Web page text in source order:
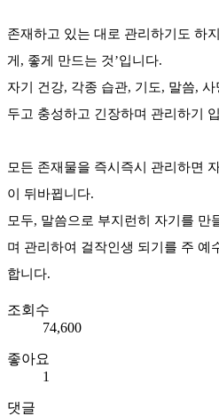
존재하고 있는 대로 관리하기도 하
게, 좋게 만드는 것’입니다.
자기 건강, 각종 습관, 기도, 말씀,
두고 충성하고 긴장하며 관리하기
모든 존재물을 즉시즉시 관리하면
이 뒤바뀝니다.
모두, 말씀으로 부지런히 자기를 만
며 관리하여 걸작인생 되기를 주 예
합니다.
조회수
74,600
좋아요
1
댓글